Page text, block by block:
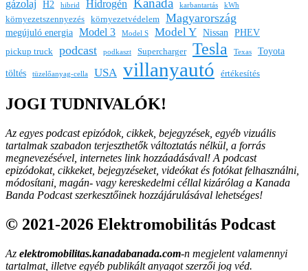
gázolaj H2 hibrid Hidrogén Kanada karbantartás kWh
környezetszennyezés környezetvédelem Magyarország
megújuló energia Model 3 Model S Model Y Nissan PHEV
pickup truck podcast podkaszt Supercharger Tesla Texas
Toyota
töltés
tüzelőanyag-cella USA villanyautó értékesítés
JOGI TUDNIVALÓK!
Az egyes podcast epizódok, cikkek, bejegyzések, egyéb vizuális
tartalmak szabadon terjeszthetők változtatás nélkül, a forrás
megnevezésével, internetes link hozzáadásával! A podcast
epizódokat, cikkeket, bejegyzéseket, videókat és fotókat felhasználni,
módosítani, magán- vagy kereskedelmi céllal kizárólag a Kanada
Banda Podcast szerkesztőinek hozzájárulásával lehetséges!
© 2021-2026 Elektromobilitás Podcast
Az elektromobilitas.kanadabanada.com-n megjelent valamennyi
tartalmat, illetve egyéb publikált anyagot szerzői jog véd.